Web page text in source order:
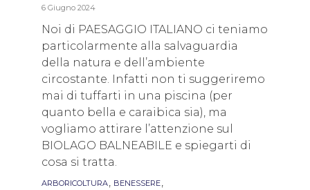
6 Giugno 2024
Noi di PAESAGGIO ITALIANO ci teniamo
particolarmente alla salvaguardia
della natura e dell’ambiente
circostante. Infatti non ti suggeriremo
mai di tuffarti in una piscina (per
quanto bella e caraibica sia), ma
vogliamo attirare l’attenzione sul
BIOLAGO BALNEABILE e spiegarti di
cosa si tratta.
Tags
ARBORICOLTURA, BENESSERE,